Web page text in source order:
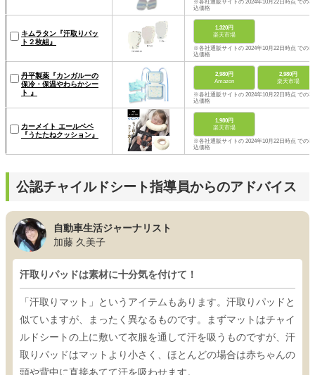
※各社通販サイトの 2024年10月22日時点 での税
込価格
キムラタン『汗取りパッ
ト２枚組』
1,320円
楽天市場
※各社通販サイトの 2024年10月22日時点 での税
込価格
丹平製薬『カンガルーの
保冷・保温やわらかシー
ト 』
2,980円
Amazon
2,980円
楽天市場
※各社通販サイトの 2024年10月22日時点 での税
込価格
カーメイト エールベベ
『うたたねクッション』
1,980円
楽天市場
※各社通販サイトの 2024年10月22日時点 での税
込価格
公認チャイルドシート指導員からのアドバイス
自動車生活ジャーナリスト
加藤 久美子
汗取りパッドは素材に十分気を付けて！
「汗取りマット」というアイテムもあります。汗取りパッドと
似ていますが、まったく異なるものです。まずマットはチャイ
ルドシートの上に敷いて衣服を通して汗を吸うものですが、汗
取りパッドはマットより小さく、ほとんどの場合は赤ちゃんの
頭や背中に直接あてて汗を吸わせます。